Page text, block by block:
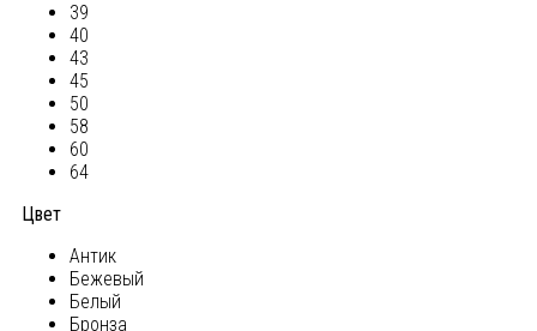
39
40
43
45
50
58
60
64
Цвет
Антик
Бежевый
Белый
Бронза